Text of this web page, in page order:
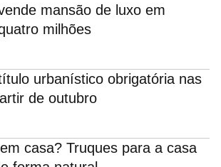
mansão de luxo em
milhões
urbanístico obrigatória nas
de outubro
casa? Truques para a casa